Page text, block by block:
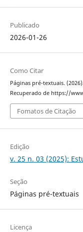
Publicado
2026-01-26
Como Citar
Páginas pré-textuais. (2026).
Recuperado de https://
Fomatos de Citação
Edição
v. 25 n. 03 (2025):
Seção
Páginas pré-textuais
Licença